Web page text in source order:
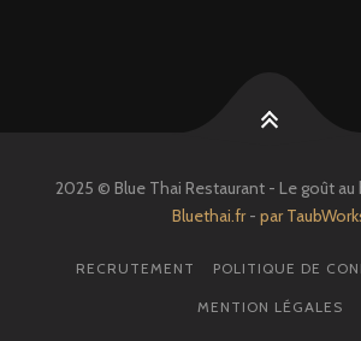
2025 © Blue Thai Restaurant - Le goût
Bluethai.fr- par
RECRUTEMENT POLITIQUE DE
MENTION LÉGALES